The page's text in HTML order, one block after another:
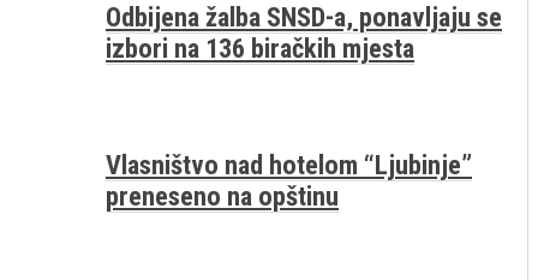
Odbijena žalba SNSD-a, ponavljaju se
izbori na 136 biračkih mjesta
Vlasništvo nad hotelom “Ljubinje”
preneseno na opštinu